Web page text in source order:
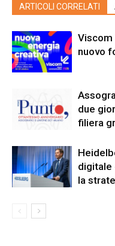
ARTICOLI CORRELATI
Viscom
nuovo
due
filiera
digitale
la